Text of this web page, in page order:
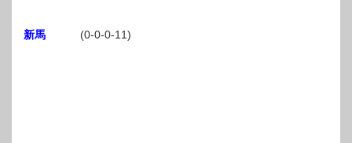
新馬 (0-0-0-11)